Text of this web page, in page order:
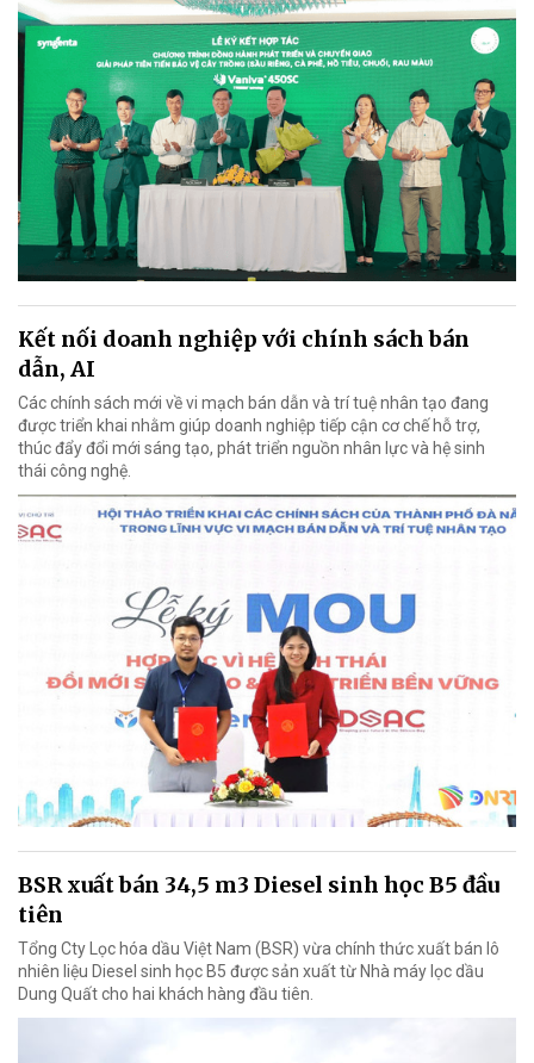
Kết nối doanh nghiệp với chính sách bán
dẫn, AI
Các chính sách mới về vi mạch bán dẫn và trí tuệ nhân tạo đang
được triển khai nhằm giúp doanh nghiệp tiếp cận cơ chế hỗ trợ,
thúc đẩy đổi mới sáng tạo, phát triển nguồn nhân lực và hệ sinh
thái công nghệ.
BSR xuất bán 34,5 m3 Diesel sinh học B5 đầu
tiên
Tổng Cty Lọc hóa dầu Việt Nam (BSR) vừa chính thức xuất bán lô
nhiên liệu Diesel sinh học B5 được sản xuất từ Nhà máy lọc dầu
Dung Quất cho hai khách hàng đầu tiên.